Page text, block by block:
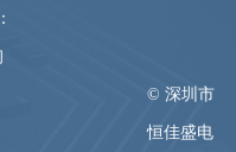
© 深圳市
恒佳盛电